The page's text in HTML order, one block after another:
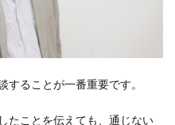
ることが一番重要です。
たことを伝えても、通じない